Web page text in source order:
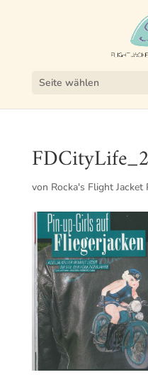
Seite wählen
von Rocka's Flight Jacket